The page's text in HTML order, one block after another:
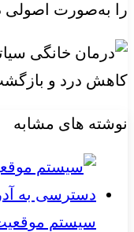
را به‌صورت اصولی
نوشته های مشابه
سیستم